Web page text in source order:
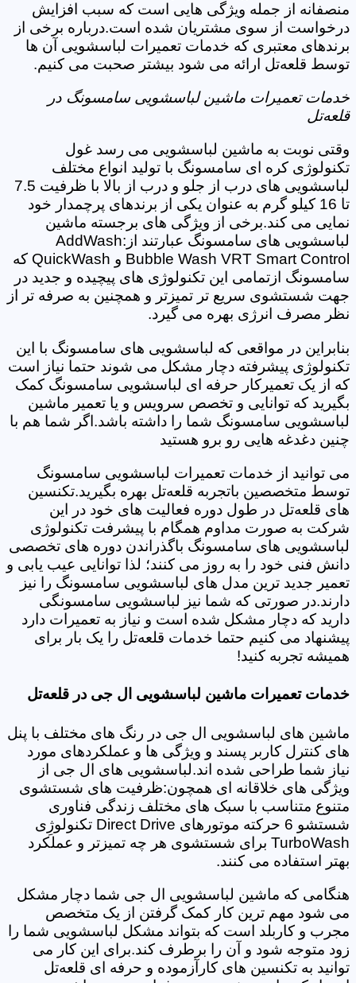
منصفانه از جمله ویژگی هایی است که سبب افزایش
درخواست از سوی مشتریان شده است.درباره برخی از
برندهای معتبری که خدمات تعمیرات لباسشویی آن ها
توسط قلعه‌تل ارائه می شود بیشتر صحبت می کنیم.
خدمات تعمیرات ماشین لباسشویی سامسونگ در
قلعه‌تل
وقتی نوبت به ماشین لباسشویی می رسد غول
تکنولوژی کره ای سامسونگ با تولید انواع مختلف
لباسشویی های درب از جلو و درب از بالا با ظرفیت 7.5
تا 16 کیلو گرم به عنوان یکی از برندهای پرچمدار خود
نمایی می کند.برخی از ویژگی های برجسته ماشین
لباسشویی های سامسونگ عبارتند از:AddWash
Bubble Wash VRT Smart Control و QuickWash که
سامسونگ ازتمامی این تکنولوژی های پیچیده و جدید در
جهت شستشوی سریع تر تمیزتر و همچنین به صرفه تر از
نظر مصرف انرژی بهره می گیرد.
بنابراین در مواقعی که لباسشویی های سامسونگ با این
تکنولوژی پیشرفته دچار مشکل می شوند حتما نیاز است
که از یک تعمیرکار حرفه ای لباسشویی سامسونگ کمک
بگیرید که توانایی و تخصص سرویس و یا تعمیر ماشین
لباسشویی سامسونگ شما را داشته باشد.اگر شما هم با
چنین دغدغه هایی رو برو هستید
می توانید از خدمات تعمیرات لباسشویی سامسونگ
توسط متخصصین باتجربه قلعه‌تل بهره بگیرید.تکنسین
های قلعه‌تل در طول دوره فعالیت های خود در این
شرکت به صورت مداوم همگام با پیشرفت تکنولوژی
لباسشویی های سامسونگ باگذراندن دوره های تخصصی
دانش فنی خود را به روز می کنند؛ لذا توانایی عیب یابی و
تعمیر جدید ترین مدل های لباسشویی سامسونگ را نیز
دارند.در صورتی که شما نیز لباسشویی سامسونگی
دارید که دچار مشکل شده است و نیاز به تعمیرات دارد
پیشنهاد می کنیم حتما خدمات قلعه‌تل را یک بار برای
همیشه تجربه کنید!
خدمات تعمیرات ماشین لباسشویی ال جی در قلعه‌تل
ماشین های لباسشویی ال جی در رنگ های مختلف با پنل
های کنترل کاربر پسند و ویژگی ها و عملکردهای مورد
نیاز شما طراحی شده اند.لباسشویی های ال جی از
ویژگی های خلاقانه ای همچون:ظرفیت های شستشوی
متنوع متناسب با سبک های مختلف زندگی فناوری
شستشو 6 حرکته موتورهای Direct Drive تکنولوژِی
TurboWash برای شستشوی هر چه تمیزتر و عملکرد
بهتر استفاده می کنند.
هنگامی که ماشین لباسشویی ال جی شما دچار مشکل
می شود مهم ترین کار کمک گرفتن از یک متخصص
مجرب و کاربلد است که بتواند مشکل لباسشویی شما را
زود متوجه شود و آن را برطرف کند.برای این کار می
توانید به تکنسین های کارآزموده و حرفه ای قلعه‌تل